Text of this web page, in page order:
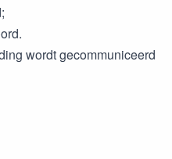
wordt gecommuniceerd